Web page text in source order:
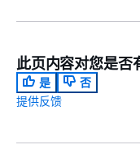
此页内容对您是否
是
否
提供反馈